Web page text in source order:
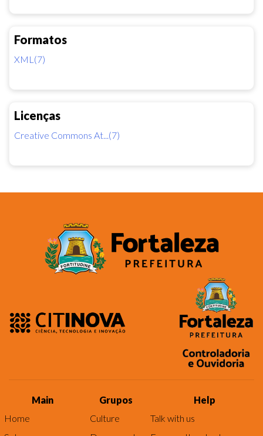
Formatos
XML(7)
Licenças
Creative Commons At...(7)
Main
Home
Grupos
Culture
Help
Talk with us